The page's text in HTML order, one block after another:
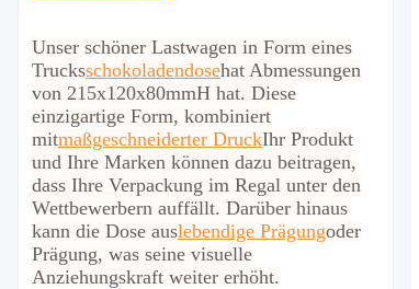
Unser schöner Lastwagen in Form eines
Trucksschokoladendosehat Abmessungen
von 215x120x80mmH hat. Diese
einzigartige Form, kombiniert
mitmaßgeschneiderter DruckIhr Produkt
und Ihre Marken können dazu beitragen,
dass Ihre Verpackung im Regal unter den
Wettbewerbern auffällt. Darüber hinaus
kann die Dose auslebendige Prägungoder
Prägung, was seine visuelle
Anziehungskraft weiter erhöht.